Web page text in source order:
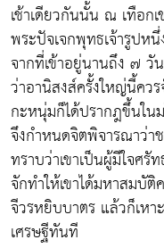
เช้าเดียวกันนั้น ณ เทือก
พระปัจเจกพุทธเจ้ารูปห
จากที่เข้าอยู่นานถึง ๗
ว่าอานิสงส์ครั้งใหญ่นี้ค
กะหนุ่มก็ได้ปรากฎขึ้นใ
จึงกำหนดจิตพิจารณาว่า
ทราบว่าเขาเป็นผู้มีใจศ
จักทำให้เขาได้มหาสมบั
จีวรหยิบบาตร แล้วก็เห
เศรษฐีทันที